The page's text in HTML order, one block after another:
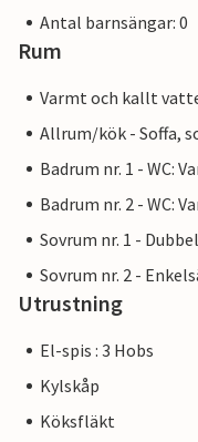
Antal barnsängar: 0
Rum
Varmt och kallt
Allrum/kök - Soffa,
Badrum nr. 1 - WC:
Badrum nr. 2 - WC:
Sovrum nr. 1 -
Sovrum nr. 2 -
Utrustning
El-spis : 3 Hobs
Kylskåp
Köksfläkt